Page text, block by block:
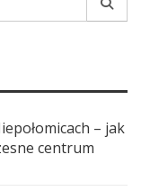
– jak
centrum